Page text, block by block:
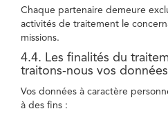
Chaque partenaire demeure
activités de traitement le
missions.
4.4. Les finalités du
traitons-nous vos
Vos données à caractère
à des fins :